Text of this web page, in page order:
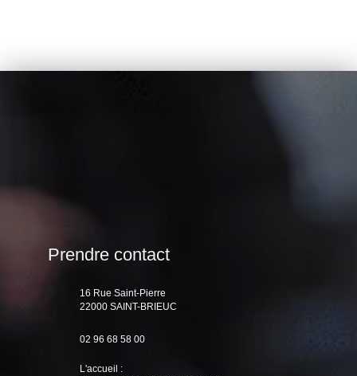
Prendre contact
16 Rue Saint-Pierre
22000 SAINT-BRIEUC
02 96 68 58 00
L'accueil :